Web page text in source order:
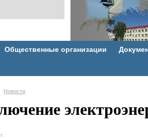
Общественные организации
Новости